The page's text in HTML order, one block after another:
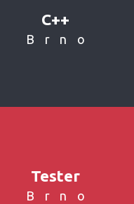
C++
Brno
Tester
Brno